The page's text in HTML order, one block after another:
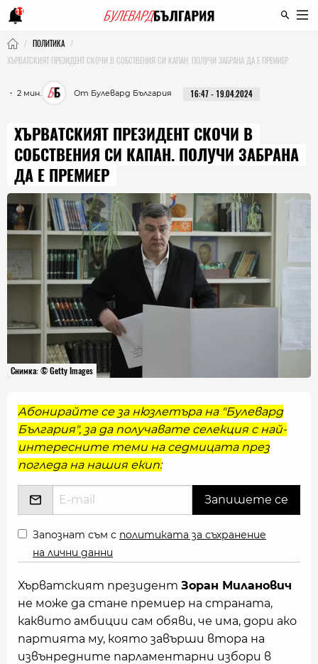
11
ПОЛИТИКА
ХЪРВАТСКИЯТ ПРЕЗИДЕНТ СКОЧИ В СОБСТВЕНИЯ СИ КАПАН. ПОЛУЧИ ЗАБРАНА ДА Е ПРЕМИЕР
・ 2 мин. От Булевард България 16:47 - 19.04.2024
ХЪРВАТСКИЯТ ПРЕЗИДЕНТ СКОЧИ В
СОБСТВЕНИЯ СИ КАПАН. ПОЛУЧИ ЗАБРАНА
ДА Е ПРЕМИЕР
Снимка: © Getty Images
Абонирайте се за нюзлетъра на "Булевард
България", за да получавате селекция с най-
интересните теми на седмицата през
погледа на нашия екип:
Запознат съм с политиката за съхранение
на лични данни
Хърватският президент Зоран Миланович
не може да стане премиер на страната,
каквито амбиции сам обяви, че има, дори ако
партията му, която завърши втора на
извънредните парламентарни избори в